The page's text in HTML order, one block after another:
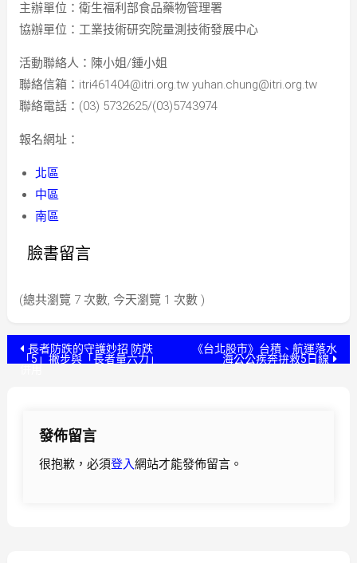
主辦單位：衛生福利部食品藥物管理署
協辦單位：工業技術研究院量測技術發展中心
活動聯絡人：陳小姐/鍾小姐
聯絡信箱： itri461404@itri.org.tw yuhan.chung@itri.org.tw
聯絡電話：(03) 5732625/(03)5743974
報名網址：
北區
中區
南區
臉書留言
(總共瀏覽 7 次數, 今天瀏覽 1 次數 )
文長者防跌的守護妙招 防跌
「5」撇步與「長者量六力」
《台北股市》台積、航運落水
海公公疾奔拚救5日線
發佈留言
很抱歉，必須登入網站才能發佈留言。